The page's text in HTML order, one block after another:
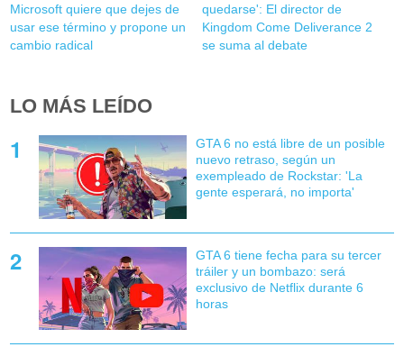
Microsoft quiere que dejes de
usar ese término y propone un
cambio radical
quedarse': El director de
Kingdom Come Deliverance 2
se suma al debate
LO MÁS LEÍDO
GTA 6 no está libre de un posible
nuevo retraso, según un
exempleado de Rockstar: 'La
gente esperará, no importa'
GTA 6 tiene fecha para su tercer
tráiler y un bombazo: será
exclusivo de Netflix durante 6
horas